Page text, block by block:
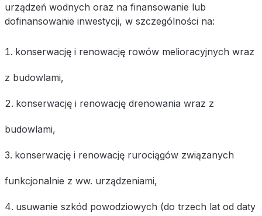
urządzeń wodnych oraz na finansowanie lub
dofinansowanie inwestycji, w szczególności na:
konserwację i renowację rowów melioracyjnych wraz
z budowlami,
konserwację i renowację drenowania wraz z
budowlami,
konserwację i renowację rurociągów związanych
funkcjonalnie z ww. urządzeniami,
usuwanie szkód powodziowych (do trzech lat od daty